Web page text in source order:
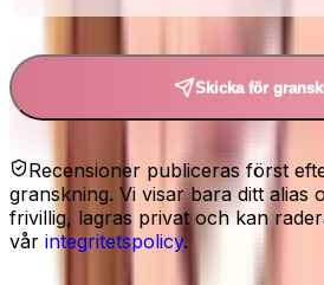
Skicka för
Recensioner publiceras först
granskning. Vi visar bara ditt alias
frivillig, lagras privat och kan
vår integritetspolicy.